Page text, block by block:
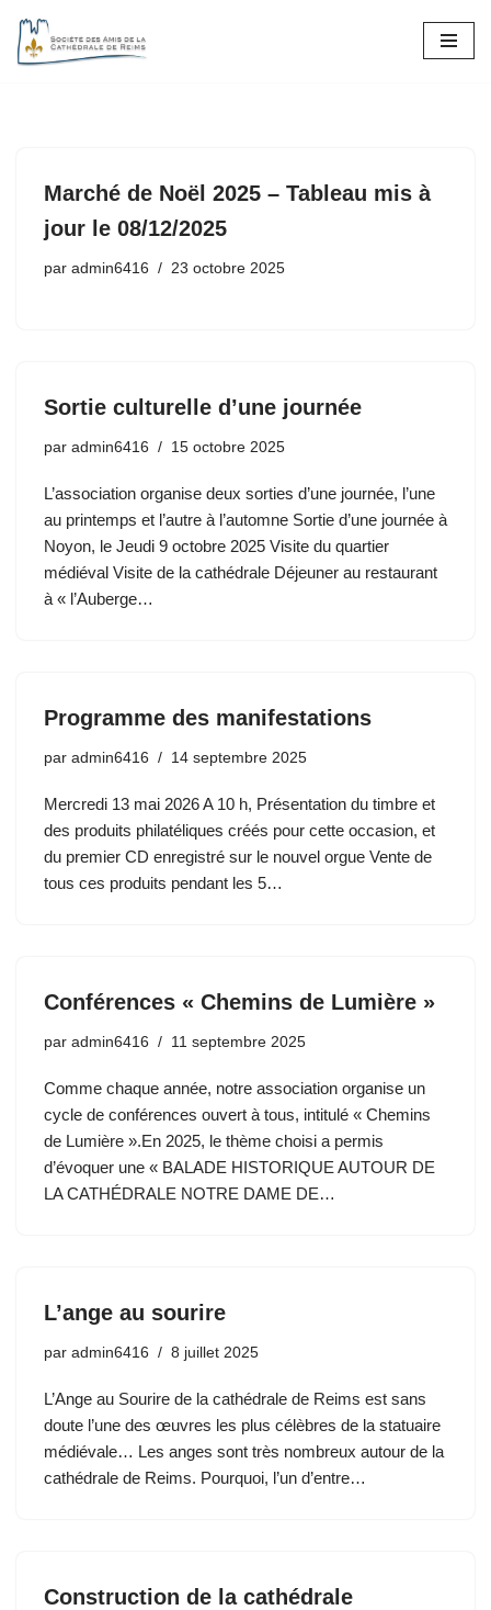
Aller
Marché de Noël 2025 – Tableau mis à
jour le 08/12/2025
par admin6416 23 octobre 2025
Sortie culturelle d’une journée
par admin6416 15 octobre 2025
L’association organise deux sorties d’une journée, l’une
au printemps et l’autre à l’automne Sortie d’une journée à
Noyon, le Jeudi 9 octobre 2025 Visite du quartier
médiéval Visite de la cathédrale Déjeuner au restaurant
à « l’Auberge…
Programme des manifestations
par admin6416 14 septembre 2025
Mercredi 13 mai 2026 A 10 h, Présentation du timbre et
des produits philatéliques créés pour cette occasion, et
du premier CD enregistré sur le nouvel orgue Vente de
tous ces produits pendant les 5…
Conférences « Chemins de Lumière »
par admin6416 11 septembre 2025
Comme chaque année, notre association organise un
cycle de conférences ouvert à tous, intitulé « Chemins
de Lumière ».En 2025, le thème choisi a permis
d’évoquer une « BALADE HISTORIQUE AUTOUR DE
LA CATHÉDRALE NOTRE DAME DE…
L’ange au sourire
par admin6416 8 juillet 2025
L’Ange au Sourire de la cathédrale de Reims est sans
doute l’une des œuvres les plus célèbres de la statuaire
médiévale… Les anges sont très nombreux autour de la
cathédrale de Reims. Pourquoi, l’un d’entre…
Construction de la cathédrale